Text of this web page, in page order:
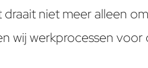
niet meer alleen
wij werkprocessen voor